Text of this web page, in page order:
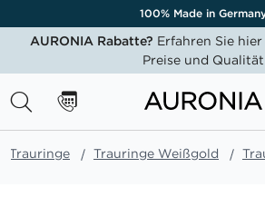
100% Made in
AURONIA Rabatte? Erfahren Sie
Preise und Qualität
Trauringe Trauringe Weißgold